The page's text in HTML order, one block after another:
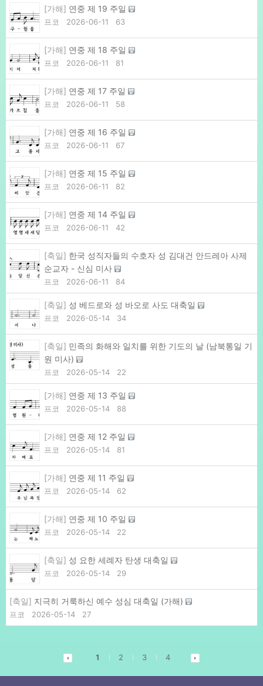
[가해] 연중 제 19 주일
프코 2026-06-11 63
[가해] 연중 제 18 주일
프코 2026-06-11 81
[가해] 연중 제 17 주일
프코 2026-06-11 58
[가해] 연중 제 16 주일
프코 2026-06-11 67
[가해] 연중 제 15 주일
프코 2026-06-11 82
[가해] 연중 제 14 주일
프코 2026-06-11 42
[축일] 한국 성직자들의 수호자 성 김대건 안드레아 사제
순교자 - 신심 미사
프코 2026-06-11 84
[축일] 성 베드로와 성 바오로 사도 대축일
프코 2026-05-14 34
[축일] 민족의 화해와 일치를 위한 기도의 날 (남북통일 기
원 미사)
프코 2026-05-14 22
[가해] 연중 제 13 주일
프코 2026-05-14 88
[가해] 연중 제 12 주일
프코 2026-05-14 81
[가해] 연중 제 11 주일
프코 2026-05-14 62
[가해] 연중 제 10 주일
프코 2026-05-14 22
[축일] 성 요한 세례자 탄생 대축일
프코 2026-05-14 29
[축일] 지극히 거룩하신 예수 성심 대축일 (가해)
프코 2026-05-14 27
1 2 3 4